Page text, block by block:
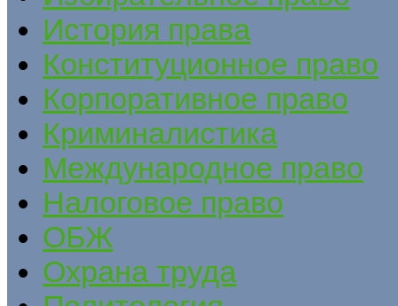
История права
Конституционное право
Корпоративное право
Криминалистика
Международное право
Налоговое право
ОБЖ
Охрана труда